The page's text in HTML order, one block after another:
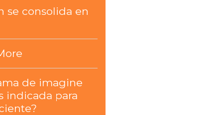
se consolida en
de imagine
indicada para